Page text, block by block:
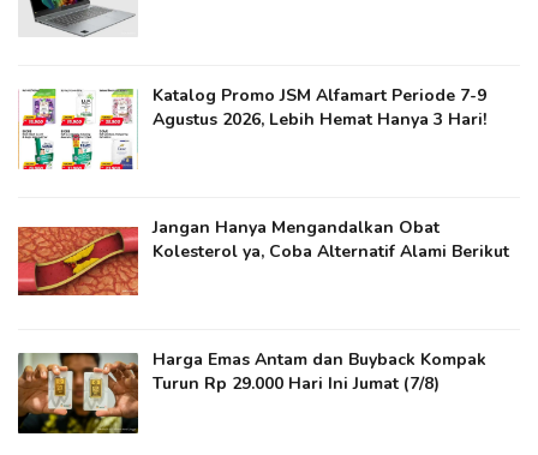
Katalog Promo JSM Alfamart Periode 7-9
Agustus 2026, Lebih Hemat Hanya 3 Hari!
Jangan Hanya Mengandalkan Obat
Kolesterol ya​, Coba Alternatif Alami Berikut
Harga Emas Antam dan Buyback Kompak
Turun Rp 29.000 Hari Ini Jumat (7/8)